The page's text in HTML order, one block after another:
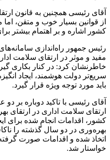
آقای رئیسی همچنین به قانون
از قوانین بسیار خوب و متقن،
کشور اشاره و بر اهتمام بیشتر
رئیس جمهور راه‌اندازی
مفید و موثر در ارتقای سلامت
خاطرنشان کرد: در کنار بکاری
سریع‌تر دولت هوشمند، ایجاد
باید مورد توجه ویژه قرار گیرد.
آقای رئیسی با تاکید دوباره بر
ارتقای سلامت اداری در ارتقای
کشور، اقدامات انجام شده برای
بهره‌وری در دو سال گذشته را
اتخاذ شده و اقدامات صورت
خواستار شد.